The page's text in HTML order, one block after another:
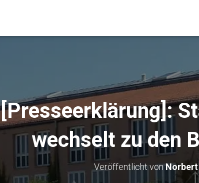
[Presseerklärung]:
wechselt zu den
Veröffentlicht von